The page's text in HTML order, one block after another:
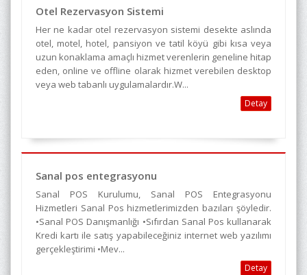
Otel Rezervasyon Sistemi
Her ne kadar otel rezervasyon sistemi desekte aslında
otel, motel, hotel, pansiyon ve tatil köyü gibi kısa veya
uzun konaklama amaçlı hizmet verenlerin geneline hitap
eden, online ve offline olarak hizmet verebilen desktop
veya web tabanlı uygulamalardır.W...
Detay
Sanal pos entegrasyonu
Sanal POS Kurulumu, Sanal POS Entegrasyonu
Hizmetleri Sanal Pos hizmetlerimizden bazıları şöyledir.
•Sanal POS Danışmanlığı •Sıfırdan Sanal Pos kullanarak
Kredi kartı ile satış yapabileceğiniz internet web yazılımı
gerçekleştirimi •Mev...
Detay